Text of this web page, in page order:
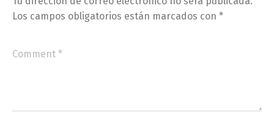
Los campos obligatorios están marcados con *